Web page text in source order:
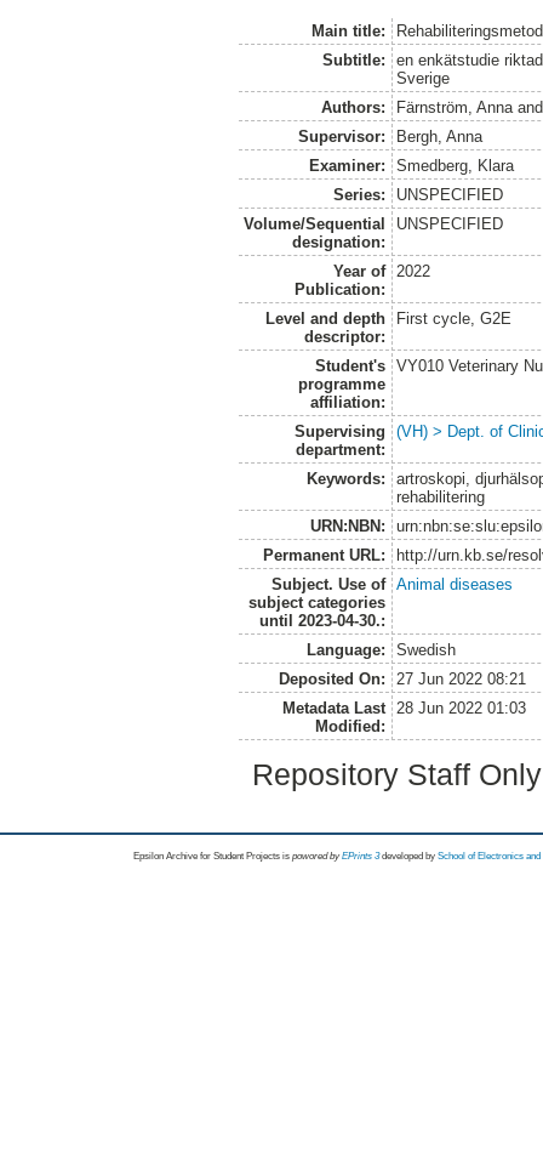
Main title:
Subtitle:
en enkätstudie
Sverige
Authors:
Färnström, Anna
Supervisor:
Bergh, Anna
Examiner:
Smedberg, Klara
Series:
UNSPECIFIED
Volume/Sequential
designation:
UNSPECIFIED
Year of
Publication:
2022
Level and depth
descriptor:
First cycle, G2E
Student's
programme
affiliation:
VY010 Veterinary
Supervising
department:
(VH) > Dept. of
Keywords:
artroskopi,
rehabilitering
URN:NBN:
Permanent URL:
http://urn.kb.se/
Subject. Use of
subject categories
until 2023-04-30.:
Animal diseases
Language:
Swedish
Deposited On:
27 Jun 2022 08:21
Metadata Last
Modified:
28 Jun 2022 01:03
Repository Staff
Epsilon Archive for Student Projects is powored byEPrints 3 developed by School of Electronics